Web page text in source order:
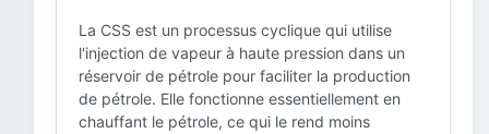
La CSS est un processus cyclique qui utilise
l'injection de vapeur à haute pression dans un
réservoir de pétrole pour faciliter la production
de pétrole. Elle fonctionne essentiellement en
chauffant le pétrole, ce qui le rend moins